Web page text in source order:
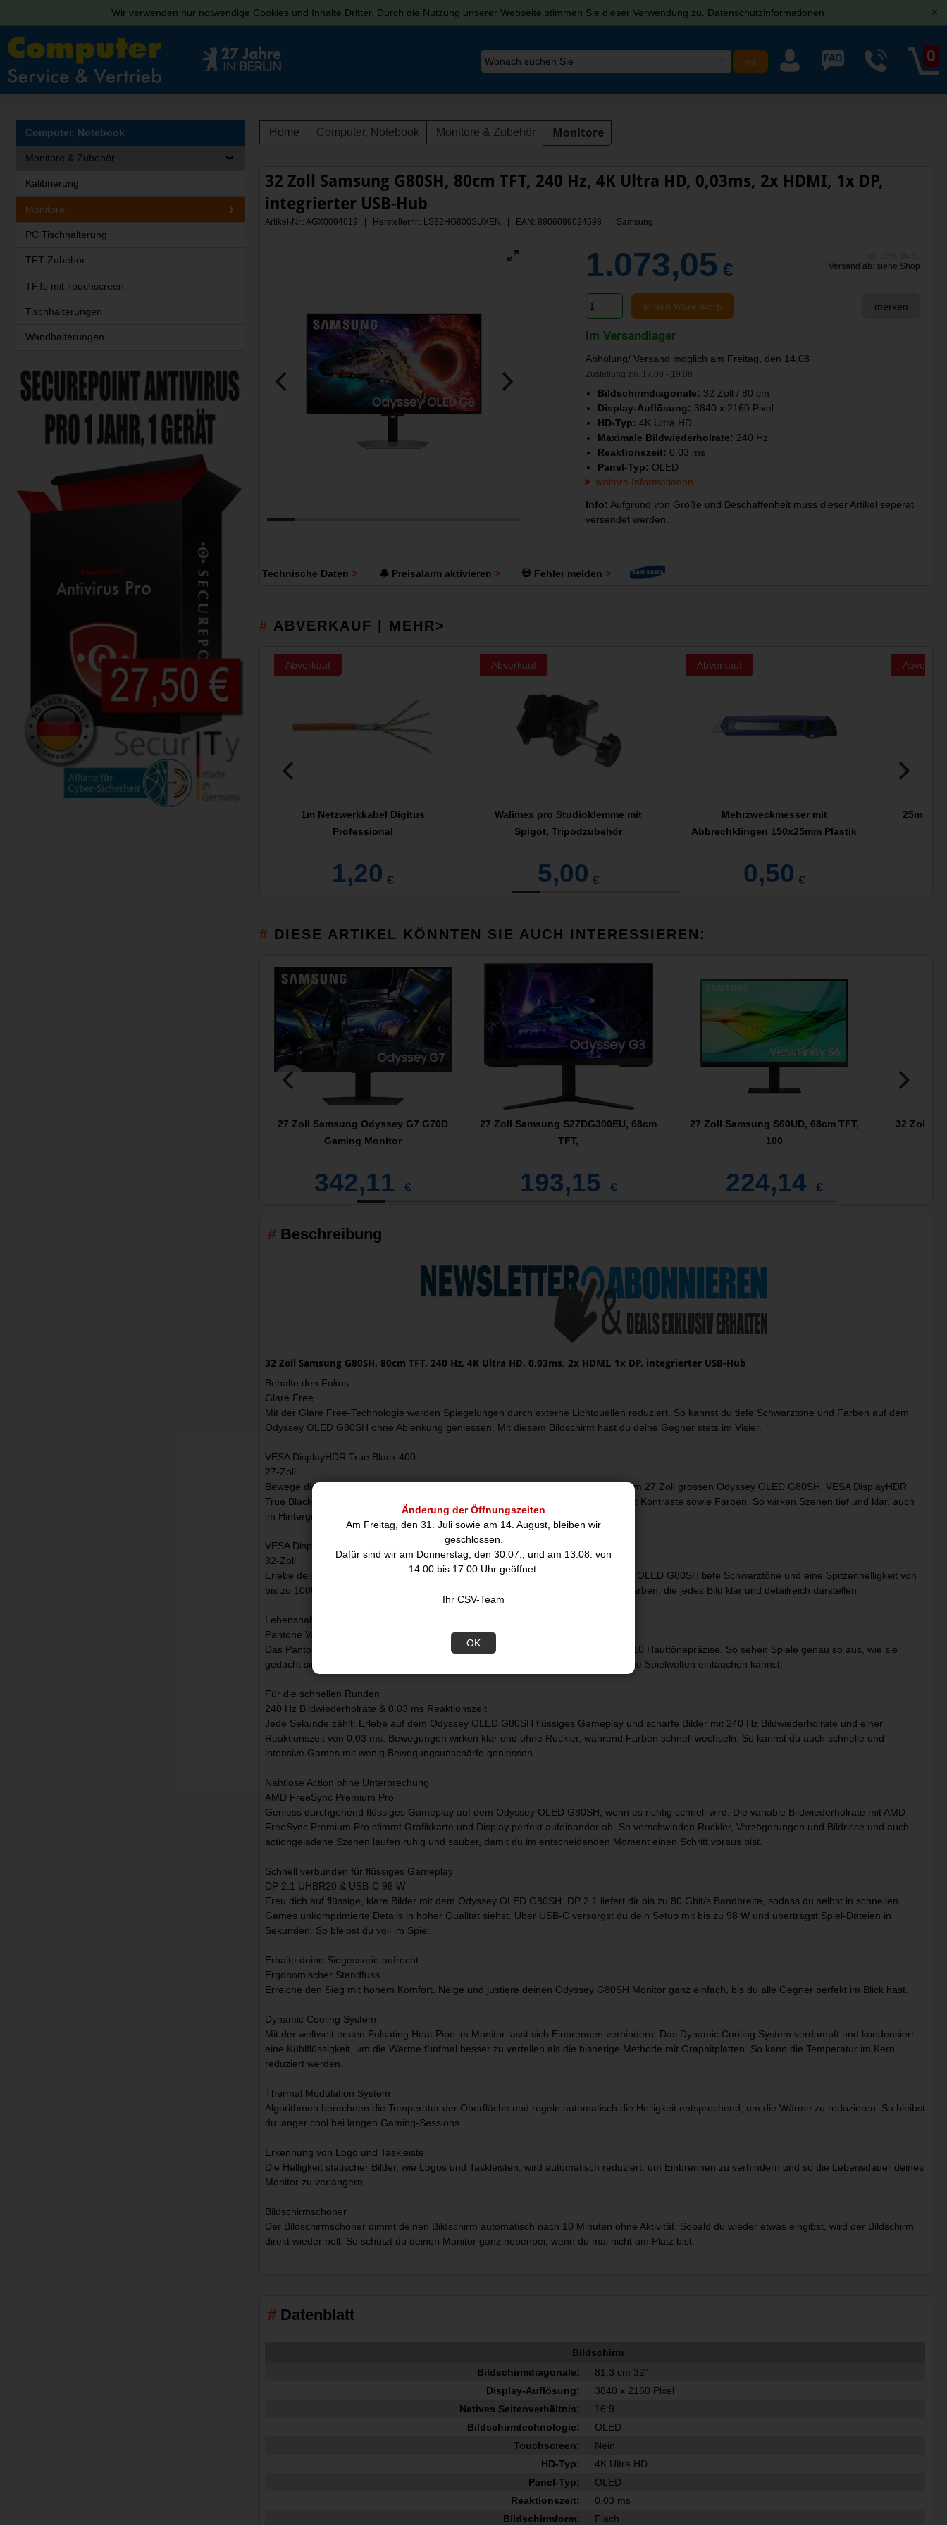
Wir verwenden nur notwendige Cookies und Inhalte Dritter. Durch die Nutzung unserer Webseite stimmen Sie dieser Verwendung zu. Datenschutzinformationen [x]
Änderung der Öffnungszeiten
Am Freitag, den 31. Juli sowie am 14. August, bleiben wir
geschlossen.
Dafür sind wir am Donnerstag, den 30.07., und am 13.08. von
14.00 bis 17.00 Uhr geöffnet.
Ihr CSV-Team
OK
0
Home Computer, Notebook Monitore & Zubehör Monitore
32 Zoll Samsung G80SH, 80cm TFT, 240 Hz, 4K Ultra HD, 0,03ms, 2x HDMI, 1x DP,
integrierter USB-Hub
Artikel-Nr.: AGX0094619 | Herstellernr.: LS32HG800SUXEN | EAN: 8806099024598 | Samsung
1.073,05 € Versand ab: siehe Shop
in den Warenkorb merken
Im Versandlager
Abholung/ Versand möglich am Freitag, den 14.08
Zustellung zw. 17.08 - 19.08
Bildschirmdiagonale: 32 Zoll / 80 cm
Display-Auflösung: 3840 x 2160 Pixel
HD-Typ: 4K Ultra HD
Maximale Bildwiederholrate: 240 Hz
Reaktionszeit: 0,03 ms
Panel-Typ: OLED
weitere Informationen
Info: Aufgrund von Größe und Beschaffenheit muss dieser Artikel seperat
versendet werden.
Technische Daten 🔔 Preisalarm aktivieren 💀 Fehler melden
ABVERKAUF | MEHR>
Abverkauf
1m Netzwerkkabel Digitus
Professional
1,20 €
Abverkauf
Walimex pro Studioklemme mit
Spigot, Tripodzubehör
5,00 €
Abverkauf
Mehrzweckmesser mit
Abbrechklingen 150x25mm Plastik
0,50 €
Abverkauf
25m
DIESE ARTIKEL KÖNNTEN SIE AUCH INTERESSIEREN:
27 Zoll Samsung Odyssey G7 G70D
Gaming Monitor
342,11 €
27 Zoll Samsung S27DG300EU, 68cm
TFT,
193,15 €
27 Zoll Samsung S60UD, 68cm TFT,
100
224,14 €
32 Zoll
Beschreibung
32 Zoll Samsung G80SH, 80cm TFT, 240 Hz, 4K Ultra HD, 0,03ms, 2x HDMI, 1x DP, integrierter USB-Hub
Behalte den Fokus
Glare Free
Mit der Glare Free-Technologie werden Spiegelungen durch externe Lichtquellen reduziert. So kannst du tiefe Schwarztöne und Farben auf dem
Odyssey OLED G80SH ohne Ablenkung geniessen. Mit diesem Bildschirm hast du deine Gegner stets im Visier.
VESA DisplayHDR True Black 400
27-Zoll
Bewege dich furchtlos durch die Schatten und erkenne auch kleinste Details mit dem 27 Zoll grossen Odyssey OLED G80SH. VESA DisplayHDR
True Black 400 sorgt für echte Schwarztöne ohne störendes Aufhellen und verstärkt Kontraste sowie Farben. So wirken Szenen tief und klar, auch
im Hintergrund.
VESA DisplayHDR True Black 500
32-Zoll
Erlebe deine Games intensiv. Mit True Black 500 liefert der 32 Zoll grosse Odyssey OLED G80SH tiefe Schwarztöne und eine Spitzenhelligkeit von
bis zu 1000 Nits. So entstehen starke Kontraste, leuchtende Highlights und satte Farben, die jedes Bild klar und detailreich darstellen.
Lebensnahe Farben in jeder Szene
Pantone Validated
Das Pantone Validated Display zeigt dir über 2100 Pantone Farben und mehr als 110 Hauttönepräzise. So sehen Spiele genau so aus, wie sie
gedacht sind und wirken lebensnah und realitätsnah, damit du voll und ganz in deine Spielwelten eintauchen kannst.
Für die schnellen Runden
240 Hz Bildwiederholrate & 0,03 ms Reaktionszeit
Jede Sekunde zählt: Erlebe auf dem Odyssey OLED G80SH flüssiges Gameplay und scharfe Bilder mit 240 Hz Bildwiederholrate und einer
Reaktionszeit von 0,03 ms. Bewegungen wirken klar und ohne Ruckler, während Farben schnell wechseln. So kannst du auch schnelle und
intensive Games mit wenig Bewegungsunschärfe geniessen.
Nahtlose Action ohne Unterbrechung
AMD FreeSync Premium Pro
Geniess durchgehend flüssiges Gameplay auf dem Odyssey OLED G80SH, wenn es richtig schnell wird. Die variable Bildwiederholrate mit AMD
FreeSync Premium Pro stimmt Grafikkarte und Display perfekt aufeinander ab. So verschwinden Ruckler, Verzögerungen und Bildrisse und auch
actiongeladene Szenen laufen ruhig und sauber, damit du im entscheidenden Moment einen Schritt voraus bist.
Schnell verbunden für flüssiges Gameplay
DP 2.1 UHBR20 & USB-C 98 W
Freu dich auf flüssige, klare Bilder mit dem Odyssey OLED G80SH. DP 2.1 liefert dir bis zu 80 Gbit/s Bandbreite, sodass du selbst in schnellen
Games unkomprimierte Details in hoher Qualität siehst. Über USB-C versorgst du dein Setup mit bis zu 98 W und überträgst Spiel-Dateien in
Sekunden. So bleibst du voll im Spiel.
Erhalte deine Siegesserie aufrecht
Ergonomischer Standfuss
Erreiche den Sieg mit hohem Komfort. Neige und justiere deinen Odyssey G80SH Monitor ganz einfach, bis du alle Gegner perfekt im Blick hast.
Dynamic Cooling System
Mit der weltweit ersten Pulsating Heat Pipe im Monitor lässt sich Einbrennen verhindern. Das Dynamic Cooling System verdampft und kondensiert
eine Kühlflüssigkeit, um die Wärme fünfmal besser zu verteilen als die bisherige Methode mit Graphitplatten. So kann die Temperatur im Kern
reduziert werden.
Thermal Modulation System
Algorithmen berechnen die Temperatur der Oberfläche und regeln automatisch die Helligkeit entsprechend, um die Wärme zu reduzieren. So bleibst
du länger cool bei langen Gaming-Sessions.
Erkennung von Logo und Taskleiste
Die Helligkeit statischer Bilder, wie Logos und Taskleisten, wird automatisch reduziert, um Einbrennen zu verhindern und so die Lebensdauer deines
Monitor zu verlängern.
Bildschirmschoner
Der Bildschirmschoner dimmt deinen Bildschirm automatisch nach 10 Minuten ohne Aktivität. Sobald du wieder etwas eingibst, wird der Bildschirm
direkt wieder hell. So schützt du deinen Monitor ganz nebenbei, wenn du mal nicht am Platz bist.
Datenblatt
Bildschirm
Bildschirmdiagonale:
81,3 cm 32"
Display-Auflösung:
3840 x 2160 Pixel
Natives Seitenverhältnis:
16:9
Bildschirmtechnologie:
OLED
Touchscreen:
Nein
HD-Typ:
4K Ultra HD
Panel-Typ:
OLED
Reaktionszeit:
0,03 ms
Bildschirmform:
Flach
Computer, Notebook
Monitore & Zubehör
Kalibrierung
Monitore
PC Tischhalterung
TFT-Zubehör
TFTs mit Touchscreen
Tischhalterungen
Wandhalterungen